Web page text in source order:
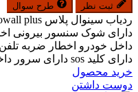
ثبت نظر طرح سوال
دارای شوک سنسور بیرونی
داخل خودرو اخطار ضربه تلفن
دارای کلید sos دارای سرور داخلی نرم...
خرید محصول
دوست داشتن